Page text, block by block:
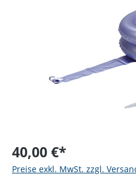
40,00 €*
Preise exkl. MwSt. zzgl.